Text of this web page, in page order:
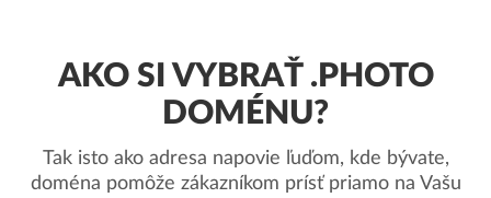
AKO SI VYBRAŤ .PHOTO
DOMÉNU?
Tak isto ako adresa napovie ľuďom, kde bývate,
doména pomôže zákazníkom prísť priamo na Vašu